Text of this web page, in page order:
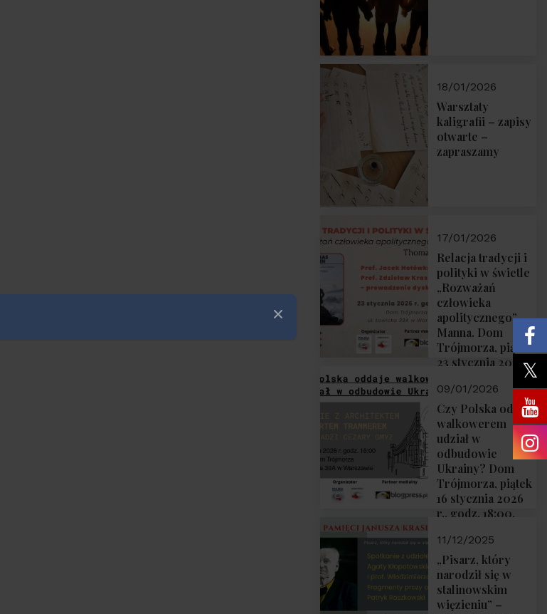
18/01/2026
Warsztaty
kaligrafii – zapisy
otwarte –
zapraszamy
17/01/2026
Relacja tradycji i
polityki w świetle
„Rozważań
człowieka
apolitycznego”
Manna. Dom
Trójmorza, piątek
23 stycznia 2026
Zapraszamy!
09/01/2026
Czy Polska oddaje
walkowerem
udział w
odbudowie
Ukrainy? Dom
Trójmorza, piątek
16 stycznia 2026
r., godz. 18:00.
11/12/2025
„Pisarz, który
narodził się w
stalinowskim
więzieniu” –
Zamknij